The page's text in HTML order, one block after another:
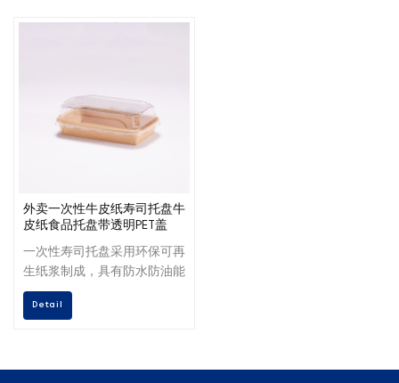
外卖一次性牛皮纸寿司托盘牛
皮纸食品托盘带透明PET盖
一次性寿司托盘采用环保可再
生纸浆制成，具有防水防油能
力，具有易盖易揭的特点，其
坚固耐用的特点在外卖和超市
Detail